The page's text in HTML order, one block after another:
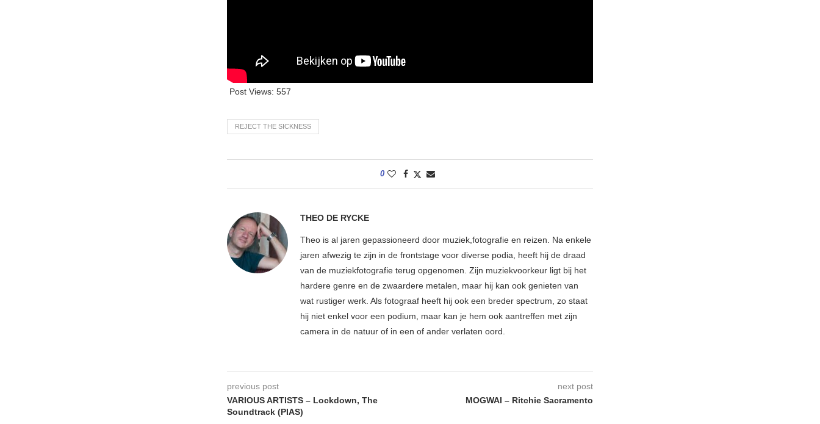
Post Views: 557
REJECT THE SICKNESS
0
THEO DE RYCKE
Theo is al jaren gepassioneerd door muziek,fotografie en reizen. Na enkele
jaren afwezig te zijn in de frontstage voor diverse podia, heeft hij de draad
van de muziekfotografie terug opgenomen. Zijn muziekvoorkeur ligt bij het
hardere genre en de zwaardere metalen, maar hij kan ook genieten van
wat rustiger werk. Als fotograaf heeft hij ook een breder spectrum, zo staat
hij niet enkel voor een podium, maar kan je hem ook aantreffen met zijn
camera in de natuur of in een of ander verlaten oord.
previous post
VARIOUS ARTISTS – Lockdown, The
Soundtrack (PIAS)
next post
MOGWAI – Ritchie Sacramento